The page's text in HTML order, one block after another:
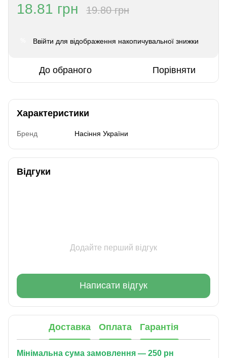
18.81 грн 19.80 грн
Ввійти для відображення накопичувальної знижки
До обраного Порівняти
Характеристики
Бренд Насіння України
Відгуки
Додайте перший відгук
Написати відгук
Доставка Оплата Гарантія
Мінімальна сума замовлення — 250 рн